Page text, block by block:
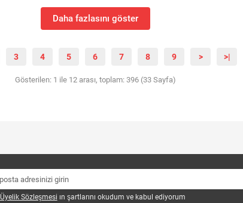
Daha fazlasını göster
3 4 5 6 7 8 9 > >|
Gösterilen: 1 ile 12 arası, toplam: 396 (33 Sayfa)
Üyelik Sözleşmesi ın şartlarını okudum ve kabul ediyorum